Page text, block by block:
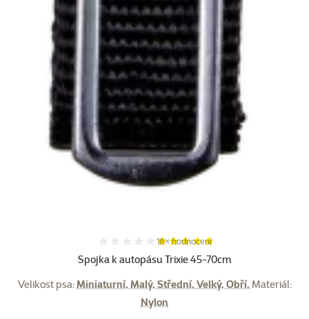
Spojka k autopásu Trixie 45-70cm
Hodnocení 98%, počet hodnocení:
18×hodnocení
Velikost psa:Miniaturní, Malý, Střední, Velký, Obří, Materiál:
Nylon